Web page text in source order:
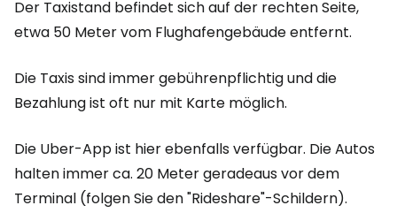
Der Taxistand befindet sich auf der rechten Seite,
etwa 50 Meter vom Flughafengebäude entfernt.
Die Taxis sind immer gebührenpflichtig und die
Bezahlung ist oft nur mit Karte möglich.
Die Uber-App ist hier ebenfalls verfügbar. Die Autos
halten immer ca. 20 Meter geradeaus vor dem
Terminal (folgen Sie den "Rideshare"-Schildern).